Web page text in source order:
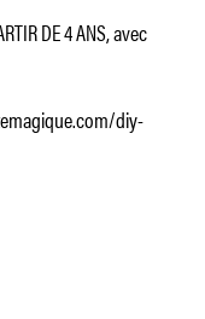
DE 4 ANS, avec
diy-